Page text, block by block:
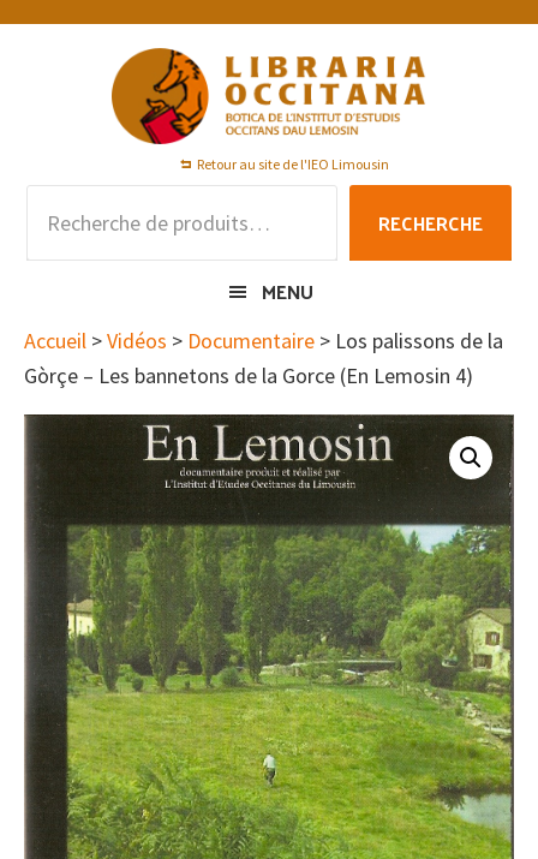
Passer
Passer
Passer
Retour au site de l'IEO Limousin
pour :
RECHERCHE
MENU
Accueil >Vidéos > Documentaire > Los palissons de la
Gòrçe – Les bannetons de la Gorce (En Lemosin 4)